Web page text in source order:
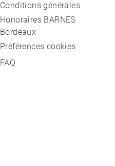
Conditions générales
Honoraires BARNES
Bordeaux
Préférences cookies
FAQ